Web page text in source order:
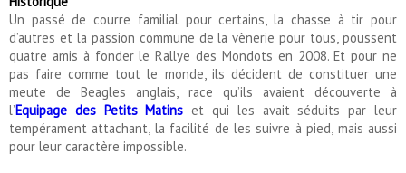
Un passé de courre familial pour certains, la chasse à tir pour
d’autres et la passion commune de la vènerie pour tous, poussent
quatre amis à fonder le Rallye des Mondots en 2008. Et pour ne
pas faire comme tout le monde, ils décident de constituer une
meute de Beagles anglais, race qu’ils avaient découverte à
l’Equipage des Petits Matins et qui les avait séduits par leur
tempérament attachant, la facilité de les suivre à pied, mais aussi
pour leur caractère impossible.